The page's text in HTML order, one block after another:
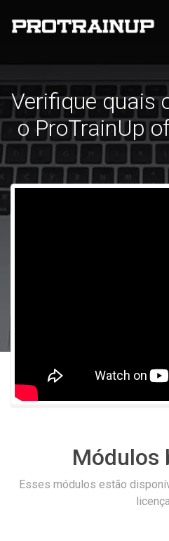
Verifique quais
o ProTrainUp
Módulos
Esses módulos estão